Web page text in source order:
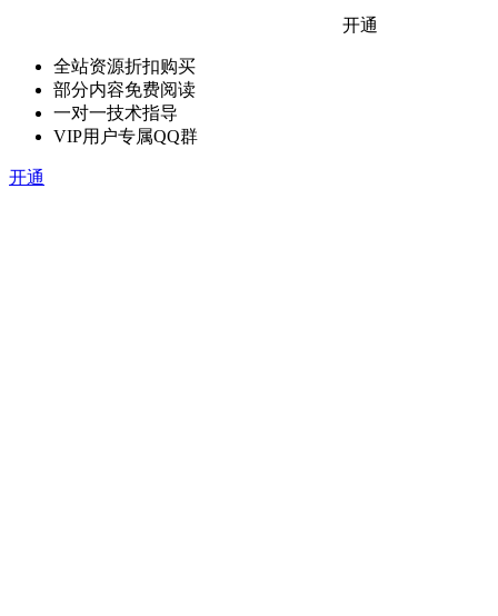
开通
全站资源折扣购买
部分内容免费阅读
一对一技术指导
VIP用户专属QQ群
开通